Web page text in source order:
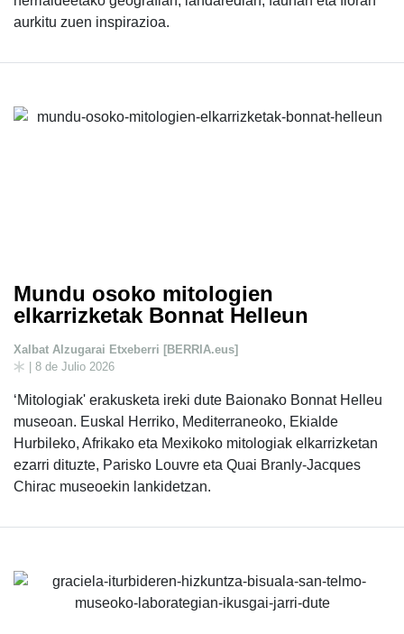
aurkitu zuen inspirazioa.
Mundu osoko mitologien
elkarrizketak Bonnat Helleun
Xalbat Alzugarai Etxeberri [BERRIA.eus]
| 8 de Julio 2026
‘Mitologiak' erakusketa ireki dute Baionako Bonnat Helleu
museoan. Euskal Herriko, Mediterraneoko, Ekialde
Hurbileko, Afrikako eta Mexikoko mitologiak elkarrizketan
ezarri dituzte, Parisko Louvre eta Quai Branly-Jacques
Chirac museoekin lankidetzan.